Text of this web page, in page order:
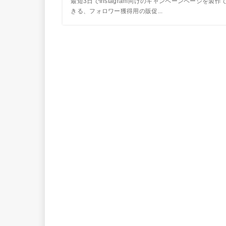
最短3日でInstagram向けのキャンペーンページを製作
きる、フォロワー獲得用の販促...